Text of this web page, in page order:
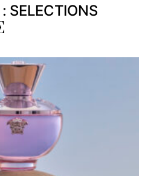
SELECTIONS